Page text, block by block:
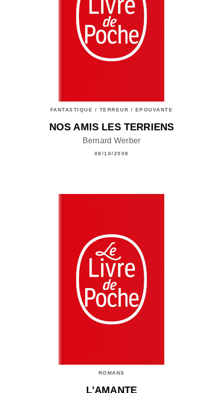
FANTASTIQUE / TERREUR / EPOUVANTE
NOS AMIS LES TERRIENS
Bernard Werber
08/10/2008
ROMANS
L'AMANTE